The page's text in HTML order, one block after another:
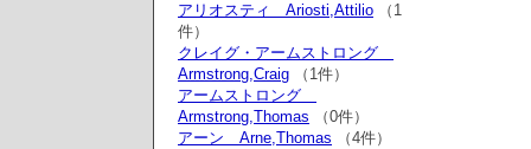
アリオスティ Ariosti,Attilio （1
件）
クレイグ・アームストロング
Armstrong,Craig （1件）
アームストロング
Armstrong,Thomas （0件）
アーン Arne,Thomas （4件）